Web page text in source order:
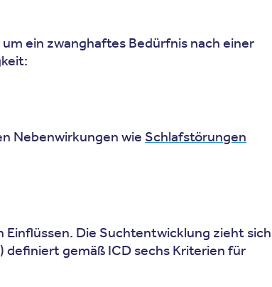
ein zwanghaftes Bedürfnis nach einer
Nebenwirkungen wie Schlafstörungen
Die Suchtentwicklung zieht sich
definiert gemäß ICD sechs Kriterien für